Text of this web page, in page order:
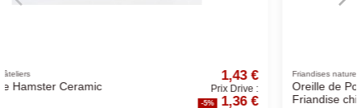
€
:
Oreille de Porc Fumée -
1,04
Prix Drive
-5% 0,99